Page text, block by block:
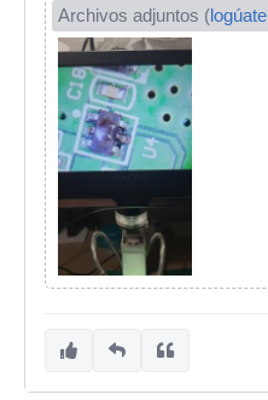
Archivos adjuntos (logúate